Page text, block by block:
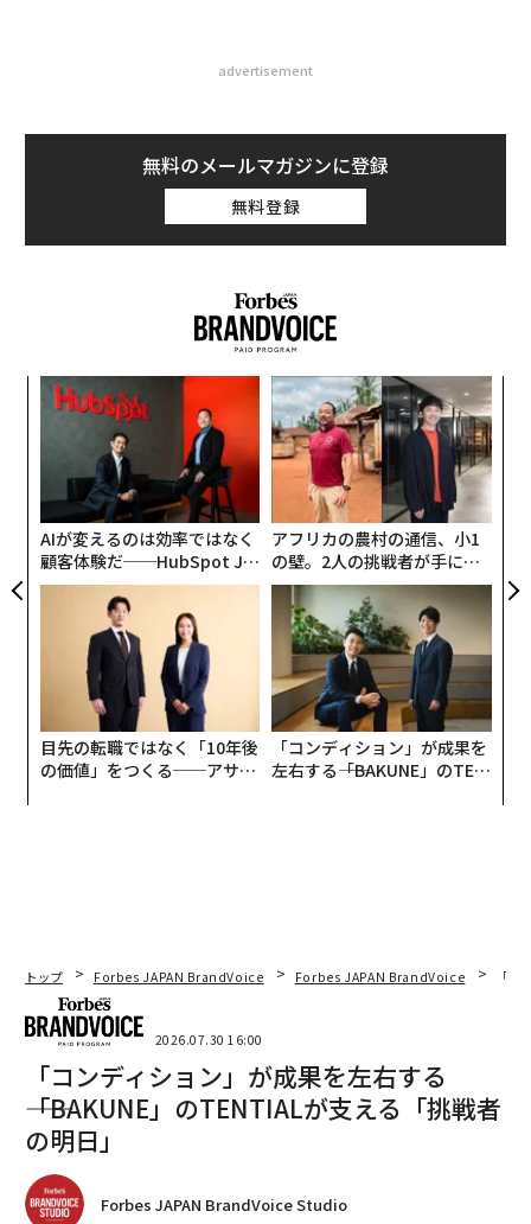
advertisement
無料のメールマガジンに登録
無料登録
AIが変えるのは効率ではなく
顧客体験だ──HubSpot Ja
panが語る「Grow Better」
な組織のつくり方
アフリカの農村の通信、小1
の壁。2人の挑戦者が手にし
た「次なる武器」
目先の転職ではなく「10年後
の価値」をつくる──アサイ
「コンディション」が成果を
左右する――「BAKUNE」のTEN
トップ Forbes JAPAN BrandVoice Forbes JAPAN BrandVoice 「
2026.07.30 16:00
「コンディション」が成果を左右する
――「BAKUNE」のTENTIALが支える「挑戦者
の明日」
Forbes JAPAN BrandVoice Studio